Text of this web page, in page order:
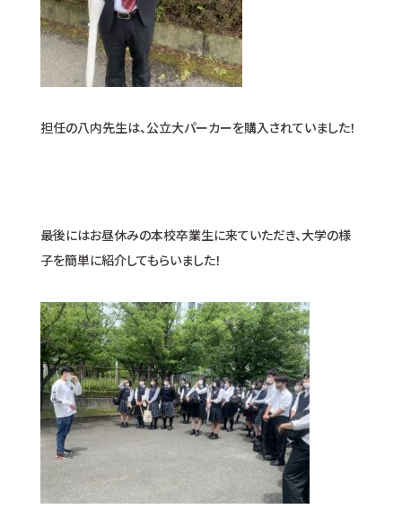
担任の八内先生は、公立大パーカーを購入されていました！
最後にはお昼休みの本校卒業生に来ていただき、大学の様
子を簡単に紹介してもらいました！